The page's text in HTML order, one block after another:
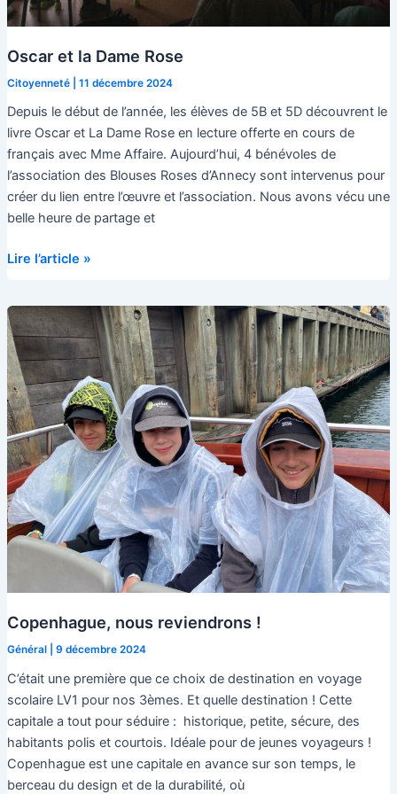
Oscar et la Dame Rose
Citoyenneté| 11 décembre 2024
Depuis le début de l’année, les élèves de 5B et 5D découvrent le
livre Oscar et La Dame Rose en lecture offerte en cours de
français avec Mme Affaire. Aujourd’hui, 4 bénévoles de
l’association des Blouses Roses d’Annecy sont intervenus pour
créer du lien entre l’œuvre et l’association. Nous avons vécu une
belle heure de partage et
Oscar
Dame
Rose
Lire l’article »
Copenhague, nous reviendrons !
Général| 9 décembre 2024
C’était une première que ce choix de destination en voyage
scolaire LV1 pour nos 3èmes. Et quelle destination ! Cette
capitale a tout pour séduire : historique, petite, sécure, des
habitants polis et courtois. Idéale pour de jeunes voyageurs !
Copenhague est une capitale en avance sur son temps, le
berceau du design et de la durabilité, où